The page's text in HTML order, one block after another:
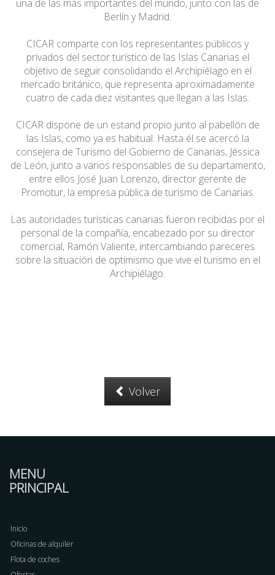
una de las más importantes del mundo, junto con las de
Berlín y Madrid.
CICAR comparte con los representantes públicos y
privados del sector turístico de las Islas Canarias el
objetivo de seguir consolidando el Archipiélago en el
mercado británico, que representa aproximadamente
cuatro de cada diez visitantes que llegan a las Islas.
CICAR dispone de un estand propio junto al pabellón de
las Islas, como ya es habitual. Hasta él se acercó la
consejera de Turismo del Gobierno de Canarias, Jéssica
de León, junto a varios responsables de su departamento,
entre ellos José Juan Lorenzo, director gerente de
Promotur, la empresa pública de turismo de Canarias.
Las autoridades turísticas canarias fueron recibidas por el
personal de la compañía, encabezado por su director
comercial, Ramón Valiente, intercambiando pareceres
sobre la situación de optimismo que vive el turismo en el
Archipiélago.
Volver
MENU
PRINCIPAL
Inicio
Oficinas de alquiler
Flota de coches